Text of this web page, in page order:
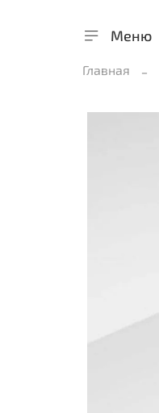
Меню
Главная